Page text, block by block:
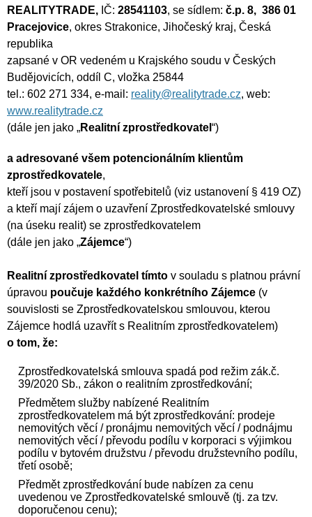
REALITYTRADE, IČ: 28541103, se sídlem: č.p. 8, 386 01
Pracejovice, okres Strakonice, Jihočeský kraj, Česká
republika
zapsané v OR vedeném u Krajského soudu v Českých
Budějovicích, oddíl C, vložka 25844
tel.: 602 271 334, e-mail: reality@realitytrade.cz, web:
www.realitytrade.cz
(dále jen jako „Realitní zprostředkovatel “)
a adresované všem potencionálním klientům
zprostředkovatele,
kteří jsou v postavení spotřebitelů (viz ustanovení § 419 OZ)
a kteří mají zájem o uzavření Zprostředkovatelské smlouvy
(na úseku realit) se zprostředkovatelem
(dále jen jako „Zájemce“)
Realitní zprostředkovatel tímto v souladu s platnou právní
úpravou poučuje každého konkrétního Zájemce (v
souvislosti se Zprostředkovatelskou smlouvou, kterou
Zájemce hodlá uzavřít s Realitním zprostředkovatelem)
o tom, že:
Zprostředkovatelská smlouva spadá pod režim zák.č.
39/2020 Sb., zákon o realitním zprostředkování;
Předmětem služby nabízené Realitním
zprostředkovatelem má být zprostředkování: prodeje
nemovitých věcí / pronájmu nemovitých věcí / podnájmu
nemovitých věcí / převodu podílu v korporaci s výjimkou
podílu v bytovém družstvu / převodu družstevního podílu,
třetí osobě;
Předmět zprostředkování bude nabízen za cenu
uvedenou ve Zprostředkovatelské smlouvě (tj. za tzv.
doporučenou cenu);